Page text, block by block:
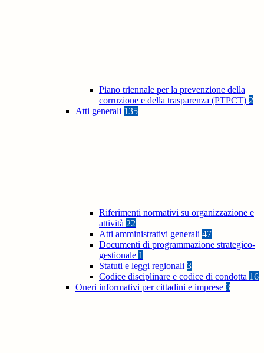
Piano triennale per la prevenzione della
corruzione e della trasparenza (PTPCT) 2
Atti generali 135
Riferimenti normativi su organizzazione e
attività 22
Atti amministrativi generali 47
Documenti di programmazione strategico-
gestionale 1
Statuti e leggi regionali 3
Codice disciplinare e codice di condotta 16
Oneri informativi per cittadini e imprese 3